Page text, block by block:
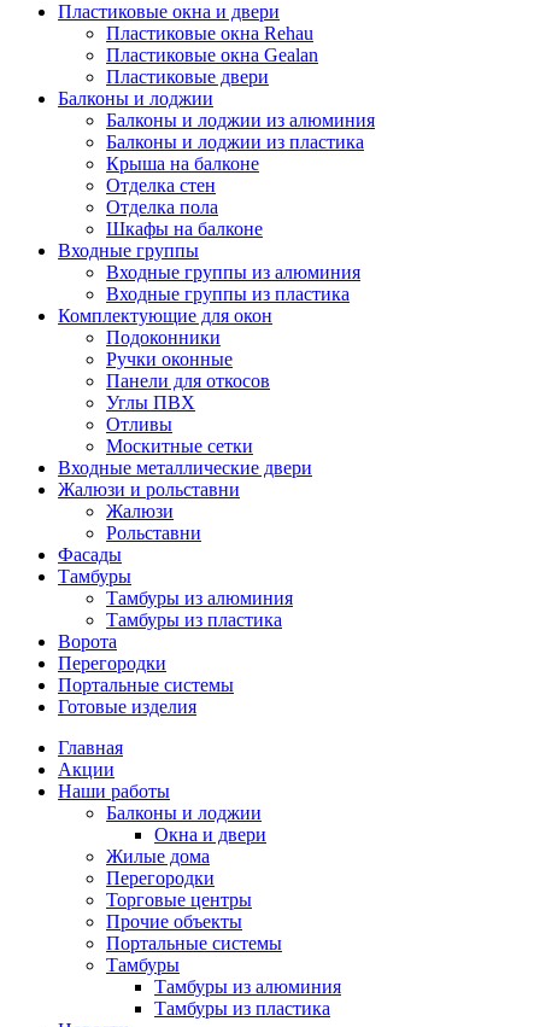
Пластиковые окна и двери
Пластиковые окна Rehau
Пластиковые окна Gealan
Пластиковые двери
Балконы и лоджии
Балконы и лоджии из алюминия
Балконы и лоджии из пластика
Крыша на балконе
Отделка стен
Отделка пола
Шкафы на балконе
Входные группы
Входные группы из алюминия
Входные группы из пластика
Комплектующие для окон
Подоконники
Ручки оконные
Панели для откосов
Углы ПВХ
Отливы
Москитные сетки
Входные металлические двери
Жалюзи и рольставни
Жалюзи
Рольставни
Фасады
Тамбуры
Тамбуры из алюминия
Тамбуры из пластика
Ворота
Перегородки
Портальные системы
Готовые изделия
Главная
Акции
Наши работы
Балконы и лоджии
Окна и двери
Жилые дома
Перегородки
Торговые центры
Прочие объекты
Портальные системы
Тамбуры
Тамбуры из алюминия
Тамбуры из пластика